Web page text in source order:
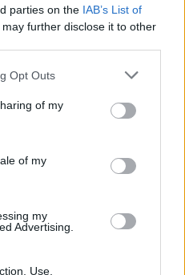
parties on the IAB’s List of
may further disclose it to other
uses one or more Google
behaviour. You may click to
and its third-party tags to
purposes in below Google
Opt Outs
of my
of my
my
Advertising.
Use,